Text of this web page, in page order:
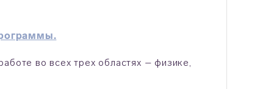
во всех трех областях – физике,